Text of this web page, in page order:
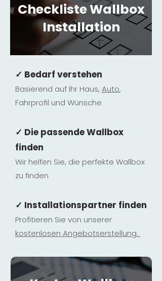
Checkliste Wallbox
Installation
✓ Bedarf verstehen
Basierend auf Ihr Haus, Auto,
Fahrprofil und Wünsche
✓ Die passende Wallbox
finden
Wir helfen Sie, die perfekte Wallbox
zu finden
✓ Installationspartner finden
Profitieren Sie von unserer
kostenlosen Angebotserstellung.